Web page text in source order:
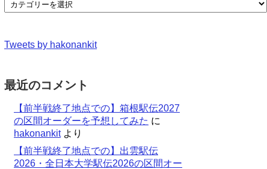
Tweets by hakonankit
最近のコメント
【前半戦終了地点での】箱根駅伝2027
の区間オーダーを予想してみた に
hakonankitより
【前半戦終了地点での】出雲駅伝
2026・全日本大学駅伝2026の区間オー